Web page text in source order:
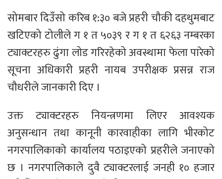
सोमबार दिउँसो करिब १:३० बजे प्रहरी चौकी दहथुमबाट
खटिएको टोलीले ग १ त ५०३९ र ग १ त ६२६३ नम्बरका
ट्याक्टरहरु ढुंगा लोड गरिरहेको अवस्थामा फेला पारेको
सूचना अधिकारी प्रहरी नायब उपरीक्षक प्रसन्न राज
चौधरीले जानकारी दिए ।
उक्त ट्याक्टरहरु नियन्त्रणमा लिएर आवश्यक
अनुसन्धान तथा कानूनी कारवाहीका लागि भीरकोट
नगरपालिकाको कार्यालय पठाइएको प्रहरीले जनाएको
छ । नगरपालिकाले दुवै ट्याक्टरलाई जनही १० हजार